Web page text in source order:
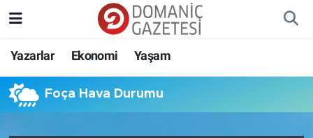
Yazarlar Ekonomi Yaşam
Foça Hava Durumu